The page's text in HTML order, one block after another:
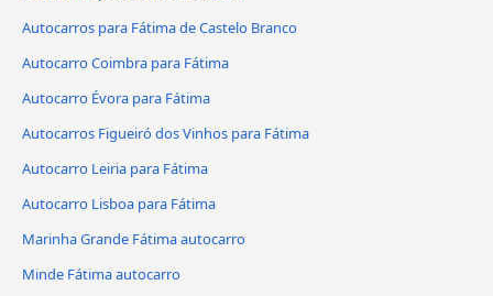
Autocarros para Fátima de Castelo Branco
Autocarro Coimbra para Fátima
Autocarro Évora para Fátima
Autocarros Figueiró dos Vinhos para Fátima
Autocarro Leiria para Fátima
Autocarro Lisboa para Fátima
Marinha Grande Fátima autocarro
Minde Fátima autocarro